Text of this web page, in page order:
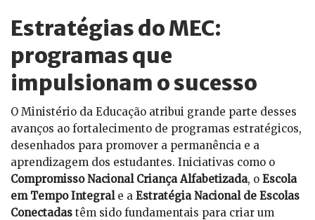
Estratégias do MEC:
programas que
impulsionam o sucesso
O Ministério da Educação atribui grande parte desses
avanços ao fortalecimento de programas estratégicos,
desenhados para promover a permanência e a
aprendizagem dos estudantes. Iniciativas como o
Compromisso Nacional Criança Alfabetizada, o Escola
em Tempo Integrale a Estratégia Nacional de Escolas
Conectadas têm sido fundamentais para criar um